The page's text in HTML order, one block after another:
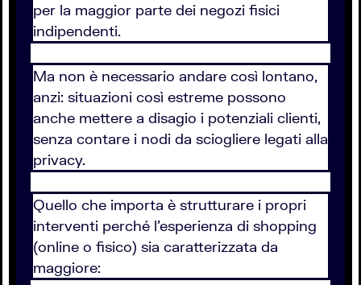
per la maggior parte dei negozi fisici
indipendenti.
Ma non è necessario andare così lontano,
anzi: situazioni così estreme possono
anche mettere a disagio i potenziali clienti,
senza contare i nodi da sciogliere legati alla
privacy.
Quello che importa è strutturare i propri
interventi perché l'esperienza di shopping
(online o fisico) sia caratterizzata da
maggiore: